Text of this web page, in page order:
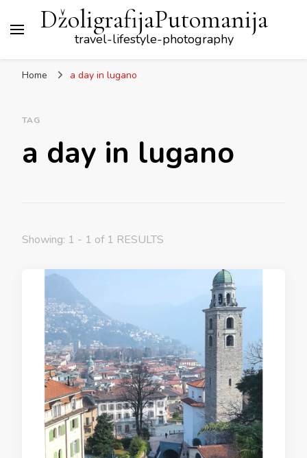
DžoligrafijaPutomanija
travel-lifestyle-photography
Home a day in lugano
TAG
a day in lugano
Showing: 1 - 1 of 1 RESULTS